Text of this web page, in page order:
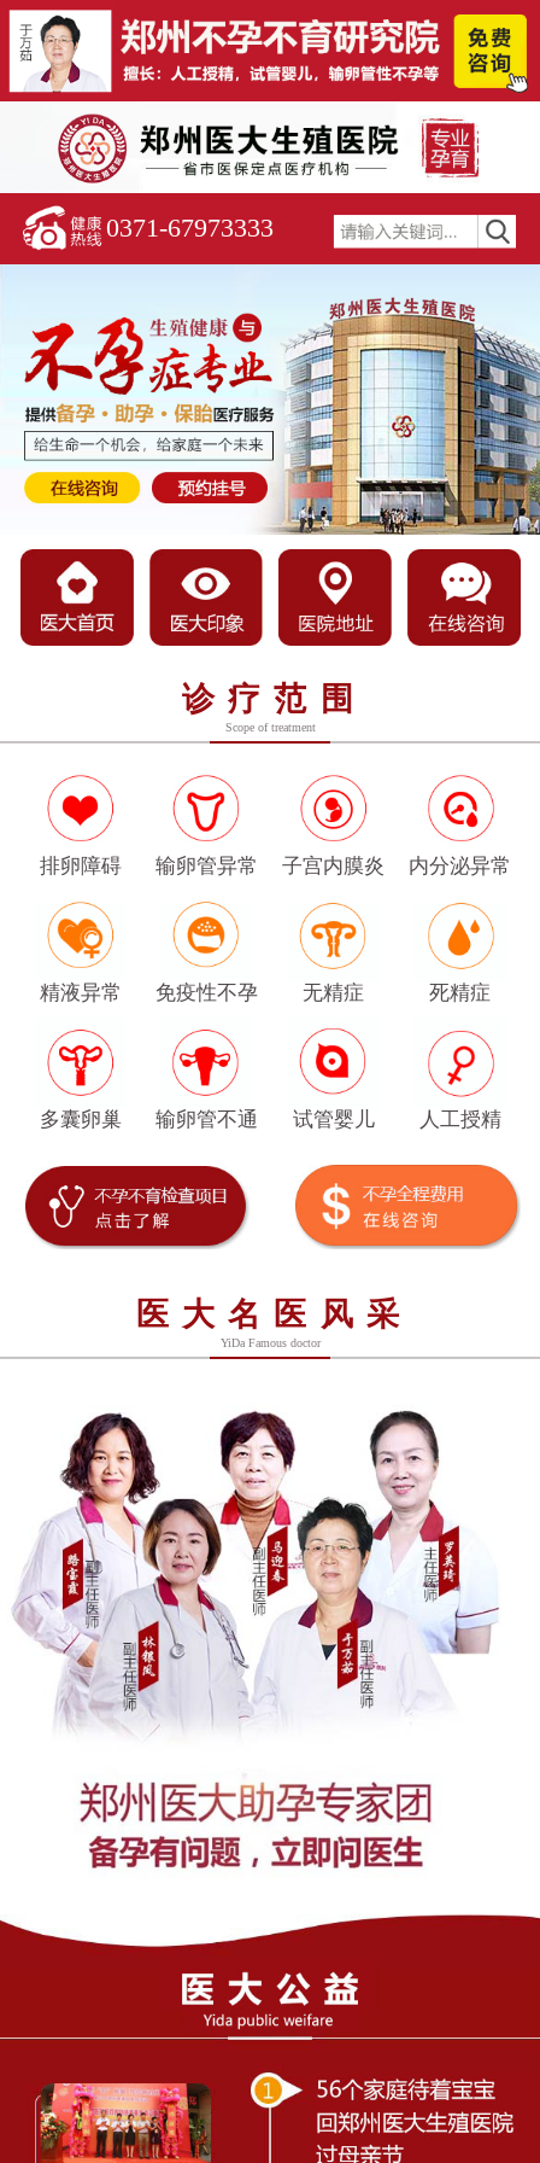
0371-67973333
诊疗范围
Scope of treatment
排卵障碍 输卵管异常 子宫内膜炎 内分泌异常
精液异常 免疫性不孕 无精症 死精症
多囊卵巢 输卵管不通 试管婴儿 人工授精
医大名医风采
YiDa Famous doctor